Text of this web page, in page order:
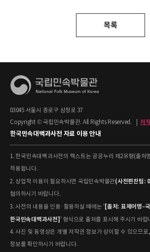
목록
03045 서울시 종로구 삼청로 37
Copyright © 국립민속박물관. All Rights Reserved.
저
한국민속대백과사전 자료 이용 안내
1. 한국민속대백과사전의 텍스트는 공공누리 제2유형(출처
적용합니다.
2. 상업적 이용이 필요하시면 국립민속박물관(사전편찬팀:
협의하시기 바랍니다.
3. 사전의 내용을 인용·활용하실 때에는 ' [출처: 표제어명–
한국민속대백과사전] ' 형식으로 출처를 표시해 주시기 바랍
4. 사진 및 동영상은 개별 저작권 정보가 상이할 수 있으므
정보를 확인하시기 바랍니다.